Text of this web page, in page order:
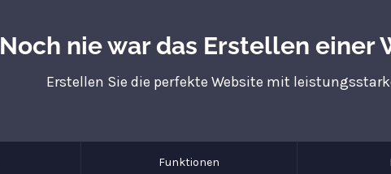
Noch nie war das Erstellen einer
Erstellen Sie die perfekte Website mit
Funktionen